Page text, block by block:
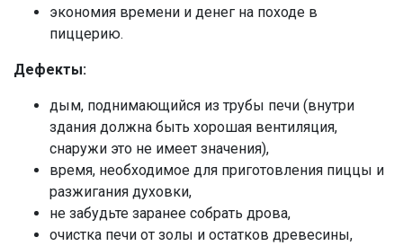
экономия времени и денег на походе в
пиццерию.
Дефекты:
дым, поднимающийся из трубы печи (внутри
здания должна быть хорошая вентиляция,
снаружи это не имеет значения),
время, необходимое для приготовления пиццы и
разжигания духовки,
не забудьте заранее собрать дрова,
очистка печи от золы и остатков древесины,